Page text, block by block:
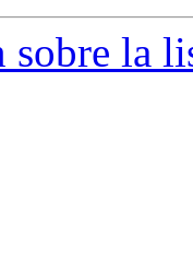
la